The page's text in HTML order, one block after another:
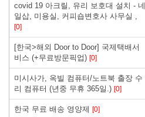
covid 19 아크릴, 유리 보호대 설치 - 네
일삽, 미용실, 커피숍변호사 사무실 ,
[0]
[한국>해외 Door to Door] 국제택배서
비스 (+무료방문픽업) [0]
미시사가, 옥빌 컴퓨터/노트북 출장 수
리 컴퓨터 (년중 무휴 365일.) [0]
한국 무료 배송 영양제 [0]